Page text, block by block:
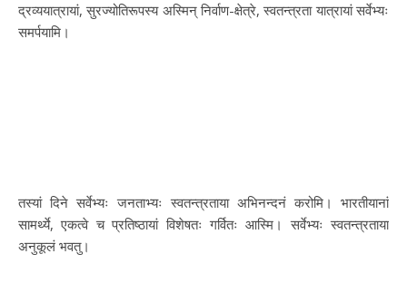
द्रव्ययात्रायां, सुरज्योतिरूपस्य अस्मिन् निर्वाण-क्षेत्रे, स्वतन्त्रता यात्रायां सर्वेभ्यः
समर्पयामि।
तस्यां दिने सर्वेभ्यः जनताभ्यः स्वतन्त्रताया अभिनन्दनं करोमि। भारतीयानां
सामर्थ्ये, एकत्वे च प्रतिष्ठायां विशेषतः गर्वितः आस्मि। सर्वेभ्यः स्वतन्त्रताया
अनुकूलं भवतु।